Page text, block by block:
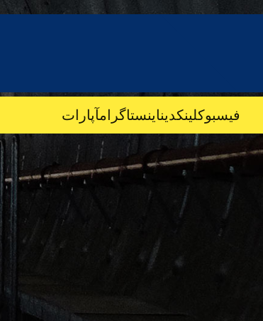
فیسبوکلینکدیناینستاگرامآپارات